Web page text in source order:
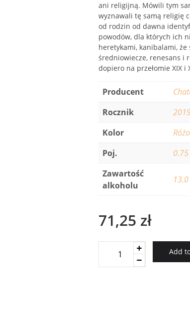
ani religijną. Mówili tym
wyznawali tę samą religię
od rodzin od dawna
powodów, dla których ich
heretykami, kanibalami,
średniowiecze, renesans i
dopiero na przełomie XIX i
Producent
Rocznik
Kolor
Poj.
0.75
Zawartość
alkoholu
13.0
71,25 zł
Barbebelle
Add